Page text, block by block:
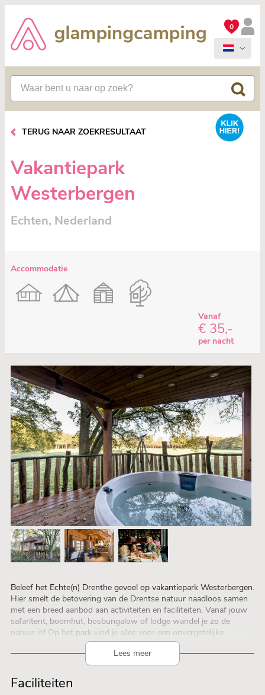
0
TERUG NAAR ZOEKRESULTAAT
Vakantiepark
Westerbergen
Echten, Nederland
Accommodatie
Vanaf
€ 35,-
per nacht
Beleef het Echte(n) Drenthe gevoel op vakantiepark Westerbergen.
Hier smelt de betovering van de Drentse natuur naadloos samen
met een breed aanbod aan activiteiten en faciliteiten. Vanaf jouw
safaritent, boomhut, bosbungalow of lodge wandel je zo de
natuur in! Op het park vind je alles voor een onvergetelijke
vakantie: Neem een duik in het zwembad, ga indoor klimmen en
(hyper)bowlen en laat je culinair verrassen in ons restaurant met
de lekkerste streekgerechten. Onze bosbungalows Loft en de
Boombut beschikken over jacuzzi en in 2026 worden er ook
sauna’s geboden.
Lees meer
Faciliteiten